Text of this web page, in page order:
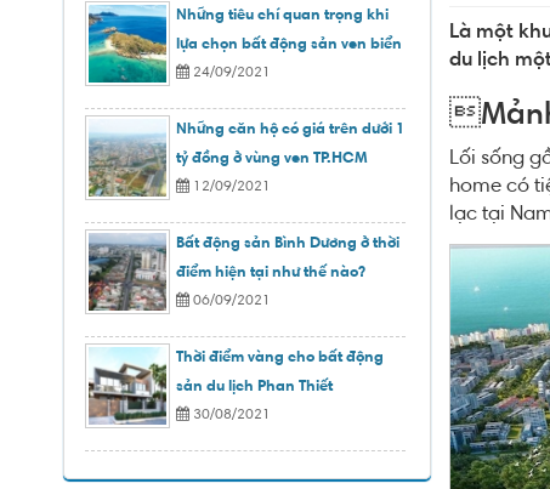
Là một
du lịch
Lối sống
home có
lạc tại
Những tiêu chí quan trọng khi
lựa chọn bất động sản ven biển
24/09/2021
Những căn hộ có giá trên dưới 1
tỷ đồng ở vùng ven TP.HCM
12/09/2021
Bất động sản Bình Dương ở thời
điểm hiện tại như thế nào?
06/09/2021
Thời điểm vàng cho bất động
sản du lịch Phan Thiết
30/08/2021